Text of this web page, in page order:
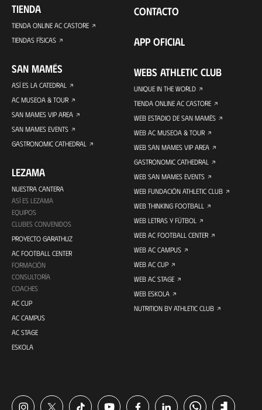
TIENDA
TIENDA ONLINE AC CASTORE
TIENDAS FÍSICAS
SAN MAMÉS
ASÍ ES LA CATEDRAL
AC MUSEOA & TOUR
SAN MAMES VIP AREA
SAN MAMES EVENTS
GASTRONOMIC CATHEDRAL
LEZAMA
NUESTRA CANTERA
ASÍ ES LEZAMA
EQUIPOS
CLUBES CONVENIDOS
PROYECTO GARATHUZ
AC FOOTBALL CENTER
FORMACIÓN
CONSULTORÍA
COACHES
AC CUP
AC CAMPUS
AC STAGE
ESKOLA
CONTACTO
APP OFICIAL
WEBS ATHLETIC CLUB
UNIQUE IN THE WORLD
TIENDA ONLINE AC CASTORE
WEB ESTADIO DE SAN MAMÉS
WEB AC MUSEOA & TOUR
WEB SAN MAMES VIP AREA
GASTRONOMIC CATHEDRAL
WEB SAN MAMES EVENTS
WEB FUNDACIÓN ATHLETIC CLUB
WEB THINKING FOOTBALL
WEB LETRAS Y FÚTBOL
WEB AC FOOTBALL CENTER
WEB AC CAMPUS
WEB AC CUP
WEB AC STAGE
WEB ESKOLA
NUTRITION BY ATHLETIC CLUB